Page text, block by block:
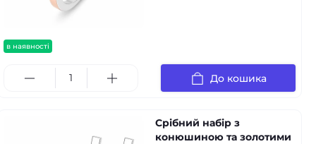
в наявності
До кошика
Срібний набір з
конюшиною та золотими